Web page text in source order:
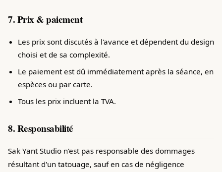
7. Prix & paiement
Les prix sont discutés à l'avance et dépendent du design
choisi et de sa complexité.
Le paiement est dû immédiatement après la séance, en
espèces ou par carte.
Tous les prix incluent la TVA.
8. Responsabilité
Sak Yant Studio n'est pas responsable des dommages
résultant d'un tatouage, sauf en cas de négligence